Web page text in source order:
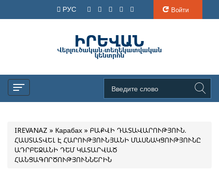
РУС Войти
IREVANAZ » Карабах » ԲԱՔՎԻ ԴԱՏԱՎԱՐՈՒԹՅՈՒՆ.
ՀԱՍՏԱՏՎԵԼ Է ՀԱՐՈՒԹՅՈՒՆՅԱՆԻ ՄԱՍՆԱԿՑՈՒԹՅՈՒՆԸ
ԱԴՐԲԵՋԱՆԻ ԴԵՄ ԿԱՏԱՐՎԱԾ
ՀԱՆՑԱԳՈՐԾՈՒԹՅՈՒՆՆԵՐԻՆ